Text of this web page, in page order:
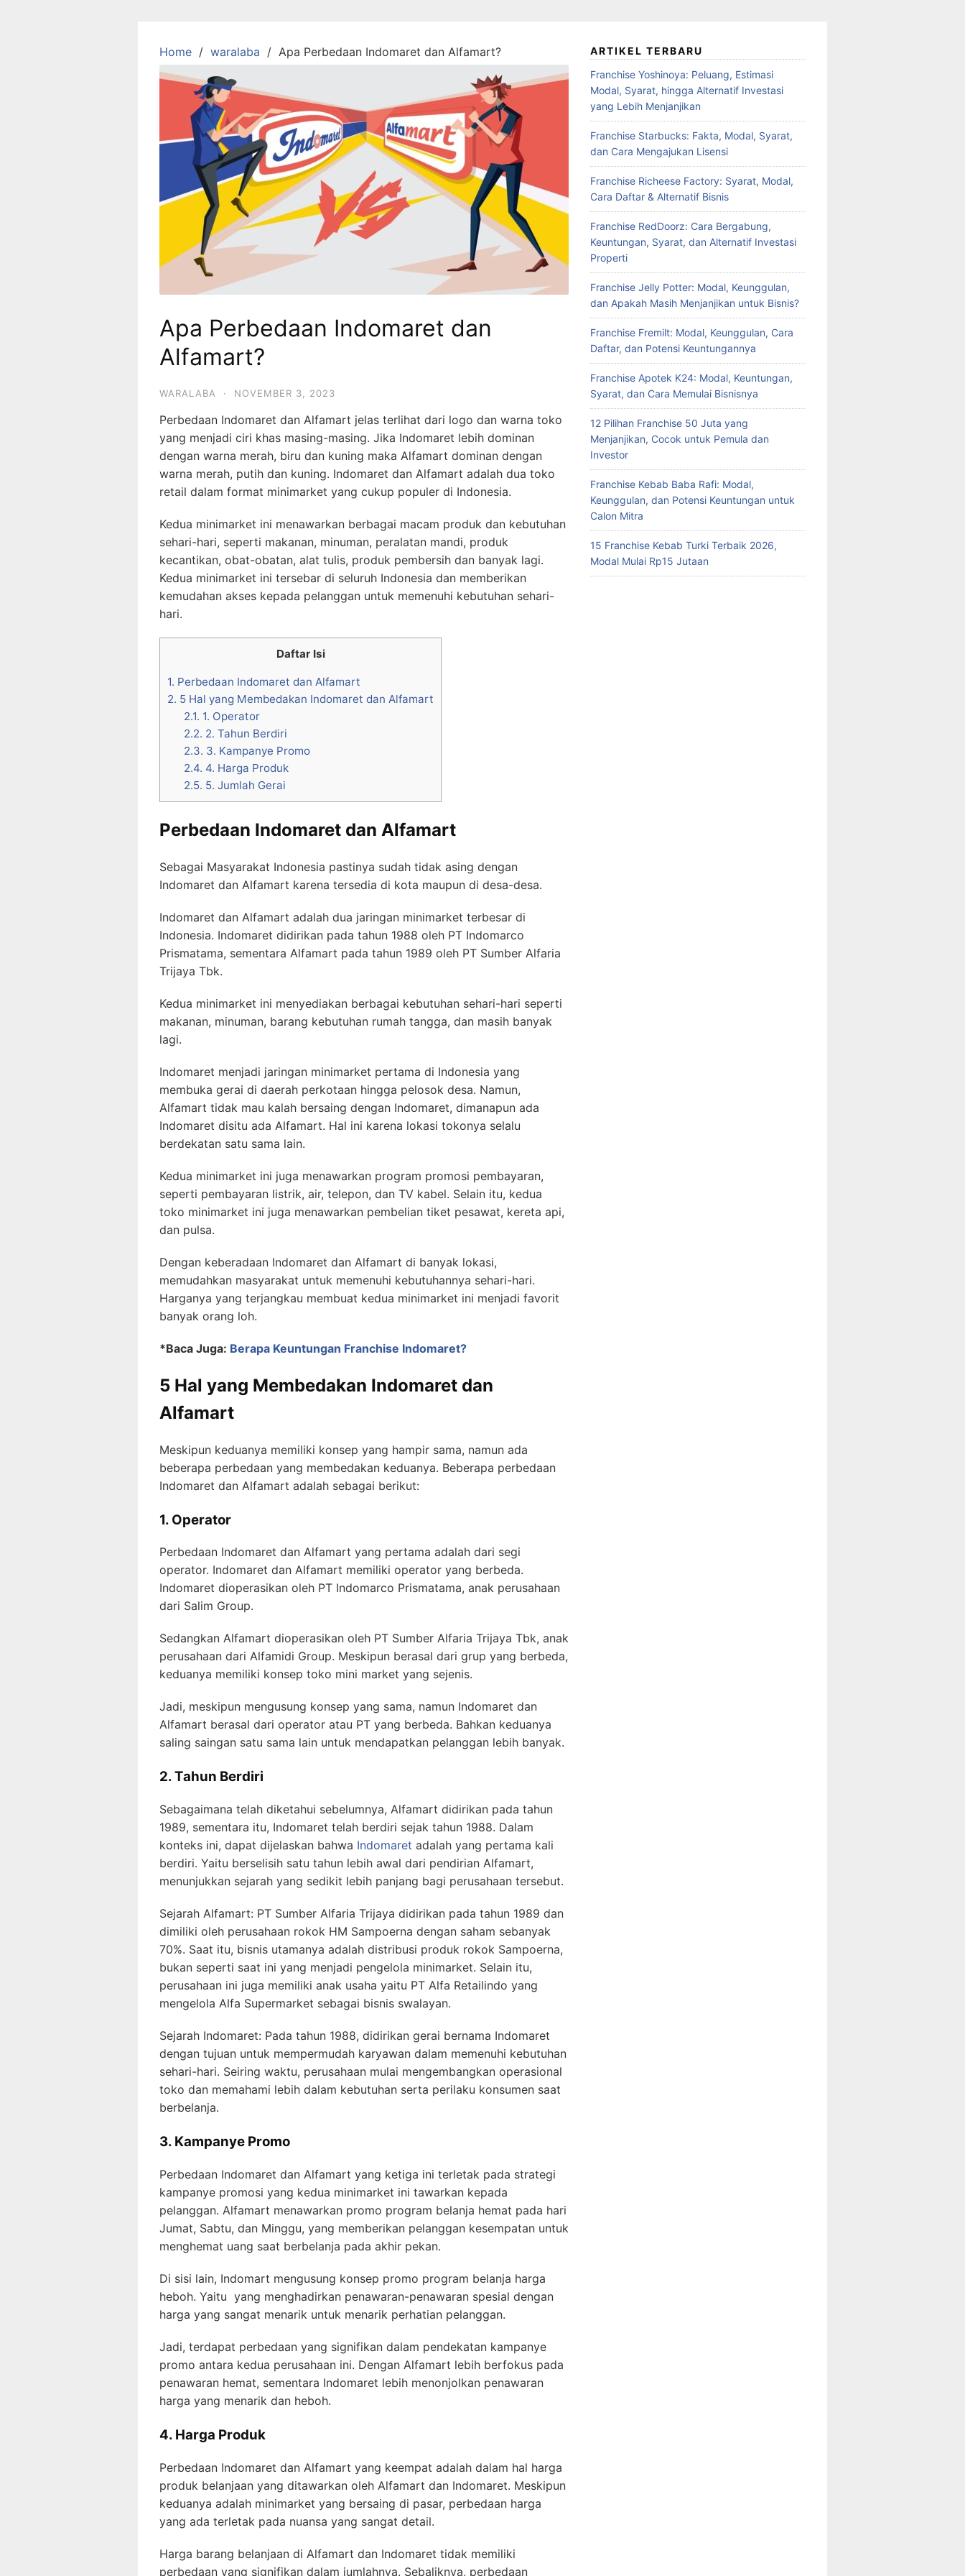
Home waralaba Apa Perbedaan Indomaret dan Alfamart?
Apa Perbedaan Indomaret dan
Alfamart?
WARALABA · NOVEMBER 3, 2023
Perbedaan Indomaret dan Alfamart jelas terlihat dari logo dan warna toko
yang menjadi ciri khas masing-masing. Jika Indomaret lebih dominan
dengan warna merah, biru dan kuning maka Alfamart dominan dengan
warna merah, putih dan kuning. Indomaret dan Alfamart adalah dua toko
retail dalam format minimarket yang cukup populer di Indonesia.
Kedua minimarket ini menawarkan berbagai macam produk dan kebutuhan
sehari-hari, seperti makanan, minuman, peralatan mandi, produk
kecantikan, obat-obatan, alat tulis, produk pembersih dan banyak lagi.
Kedua minimarket ini tersebar di seluruh Indonesia dan memberikan
kemudahan akses kepada pelanggan untuk memenuhi kebutuhan sehari-
hari.
Daftar Isi
1. Perbedaan Indomaret dan Alfamart
2. 5 Hal yang Membedakan Indomaret dan Alfamart
2.1. 1. Operator
2.2. 2. Tahun Berdiri
2.3. 3. Kampanye Promo
2.4. 4. Harga Produk
2.5. 5. Jumlah Gerai
Perbedaan Indomaret dan Alfamart
Sebagai Masyarakat Indonesia pastinya sudah tidak asing dengan
Indomaret dan Alfamart karena tersedia di kota maupun di desa-desa.
Indomaret dan Alfamart adalah dua jaringan minimarket terbesar di
Indonesia. Indomaret didirikan pada tahun 1988 oleh PT Indomarco
Prismatama, sementara Alfamart pada tahun 1989 oleh PT Sumber Alfaria
Trijaya Tbk.
Kedua minimarket ini menyediakan berbagai kebutuhan sehari-hari seperti
makanan, minuman, barang kebutuhan rumah tangga, dan masih banyak
lagi.
Indomaret menjadi jaringan minimarket pertama di Indonesia yang
membuka gerai di daerah perkotaan hingga pelosok desa. Namun,
Alfamart tidak mau kalah bersaing dengan Indomaret, dimanapun ada
Indomaret disitu ada Alfamart. Hal ini karena lokasi tokonya selalu
berdekatan satu sama lain.
Kedua minimarket ini juga menawarkan program promosi pembayaran,
seperti pembayaran listrik, air, telepon, dan TV kabel. Selain itu, kedua
toko minimarket ini juga menawarkan pembelian tiket pesawat, kereta api,
dan pulsa.
Dengan keberadaan Indomaret dan Alfamart di banyak lokasi,
memudahkan masyarakat untuk memenuhi kebutuhannya sehari-hari.
Harganya yang terjangkau membuat kedua minimarket ini menjadi favorit
banyak orang loh.
*Baca Juga: Berapa Keuntungan Franchise Indomaret?
5 Hal yang Membedakan Indomaret dan
Alfamart
Meskipun keduanya memiliki konsep yang hampir sama, namun ada
beberapa perbedaan yang membedakan keduanya. Beberapa perbedaan
Indomaret dan Alfamart adalah sebagai berikut:
1. Operator
Perbedaan Indomaret dan Alfamart yang pertama adalah dari segi
operator. Indomaret dan Alfamart memiliki operator yang berbeda.
Indomaret dioperasikan oleh PT Indomarco Prismatama, anak perusahaan
dari Salim Group.
Sedangkan Alfamart dioperasikan oleh PT Sumber Alfaria Trijaya Tbk, anak
perusahaan dari Alfamidi Group. Meskipun berasal dari grup yang berbeda,
keduanya memiliki konsep toko mini market yang sejenis.
Jadi, meskipun mengusung konsep yang sama, namun Indomaret dan
Alfamart berasal dari operator atau PT yang berbeda. Bahkan keduanya
saling saingan satu sama lain untuk mendapatkan pelanggan lebih banyak.
2. Tahun Berdiri
Sebagaimana telah diketahui sebelumnya, Alfamart didirikan pada tahun
1989, sementara itu, Indomaret telah berdiri sejak tahun 1988. Dalam
konteks ini, dapat dijelaskan bahwa Indomaret adalah yang pertama kali
berdiri. Yaitu berselisih satu tahun lebih awal dari pendirian Alfamart,
menunjukkan sejarah yang sedikit lebih panjang bagi perusahaan tersebut.
Sejarah Alfamart: PT Sumber Alfaria Trijaya didirikan pada tahun 1989 dan
dimiliki oleh perusahaan rokok HM Sampoerna dengan saham sebanyak
70%. Saat itu, bisnis utamanya adalah distribusi produk rokok Sampoerna,
bukan seperti saat ini yang menjadi pengelola minimarket. Selain itu,
perusahaan ini juga memiliki anak usaha yaitu PT Alfa Retailindo yang
mengelola Alfa Supermarket sebagai bisnis swalayan.
Sejarah Indomaret: Pada tahun 1988, didirikan gerai bernama Indomaret
dengan tujuan untuk mempermudah karyawan dalam memenuhi kebutuhan
sehari-hari. Seiring waktu, perusahaan mulai mengembangkan operasional
toko dan memahami lebih dalam kebutuhan serta perilaku konsumen saat
berbelanja.
3. Kampanye Promo
Perbedaan Indomaret dan Alfamart yang ketiga ini terletak pada strategi
kampanye promosi yang kedua minimarket ini tawarkan kepada
pelanggan. Alfamart menawarkan promo program belanja hemat pada hari
Jumat, Sabtu, dan Minggu, yang memberikan pelanggan kesempatan untuk
menghemat uang saat berbelanja pada akhir pekan.
Di sisi lain, Indomart mengusung konsep promo program belanja harga
heboh. Yaitu yang menghadirkan penawaran-penawaran spesial dengan
harga yang sangat menarik untuk menarik perhatian pelanggan.
Jadi, terdapat perbedaan yang signifikan dalam pendekatan kampanye
promo antara kedua perusahaan ini. Dengan Alfamart lebih berfokus pada
penawaran hemat, sementara Indomaret lebih menonjolkan penawaran
harga yang menarik dan heboh.
4. Harga Produk
Perbedaan Indomaret dan Alfamart yang keempat adalah dalam hal harga
produk belanjaan yang ditawarkan oleh Alfamart dan Indomaret. Meskipun
keduanya adalah minimarket yang bersaing di pasar, perbedaan harga
yang ada terletak pada nuansa yang sangat detail.
Harga barang belanjaan di Alfamart dan Indomaret tidak memiliki
perbedaan yang signifikan dalam jumlahnya. Sebaliknya, perbedaan
ARTIKEL TERBARU
Franchise Yoshinoya: Peluang, Estimasi
Modal, Syarat, hingga Alternatif Investasi
yang Lebih Menjanjikan
Franchise Starbucks: Fakta, Modal, Syarat,
dan Cara Mengajukan Lisensi
Franchise Richeese Factory: Syarat, Modal,
Cara Daftar & Alternatif Bisnis
Franchise RedDoorz: Cara Bergabung,
Keuntungan, Syarat, dan Alternatif Investasi
Properti
Franchise Jelly Potter: Modal, Keunggulan,
dan Apakah Masih Menjanjikan untuk Bisnis?
Franchise Fremilt: Modal, Keunggulan, Cara
Daftar, dan Potensi Keuntungannya
Franchise Apotek K24: Modal, Keuntungan,
Syarat, dan Cara Memulai Bisnisnya
12 Pilihan Franchise 50 Juta yang
Menjanjikan, Cocok untuk Pemula dan
Investor
Franchise Kebab Baba Rafi: Modal,
Keunggulan, dan Potensi Keuntungan untuk
Calon Mitra
15 Franchise Kebab Turki Terbaik 2026,
Modal Mulai Rp15 Jutaan